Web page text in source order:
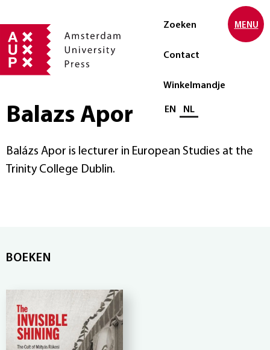
Zoeken
Contact
Winkelmandje
Selecteer taal
EN NL
MENU
Balazs Apor
Balázs Apor is lecturer in European Studies at the
Trinity College Dublin.
BOEKEN